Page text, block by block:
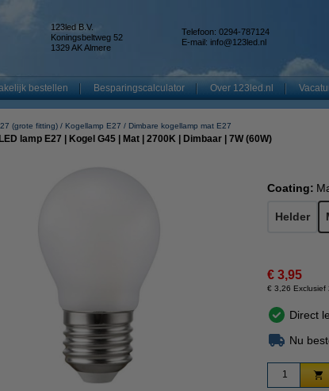
123led B.V.
Koningsbeltweg 52
1329 AK Almere
Telefoon: 0294-787124
E-mail: info@123led.nl
bestellen Besparingscalculator Over 123led.nl
(grote fitting) Kogellamp E27 Dimbare kogellamp mat E27
lamp E27 | Kogel G45 | Mat | 2700K | Dimbaar | 7W (60W)
Coating:
Helder
€ 3,95
€ 3,26 Exclusief
Direct
Nu